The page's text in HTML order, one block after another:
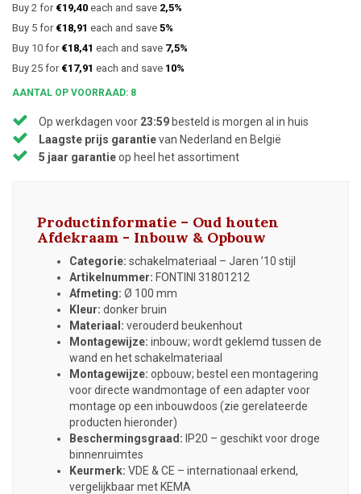
Buy 2 for €19,40 each and save 2,5%
Buy 5 for €18,91 each and save 5%
Buy 10 for €18,41 each and save 7,5%
Buy 25 for €17,91 each and save 10%
AANTAL OP VOORRAAD: 8
Op werkdagen voor 23:59 besteld is morgen al in huis
Laagste prijs garantievan Nederland en België
5 jaar garantieop heel het assortiment
Productinformatie – Oud houten
Afdekraam - Inbouw & Opbouw
Categorie: schakelmateriaal – Jaren ’10 stijl
Artikelnummer: FONTINI 31801212
Afmeting: Ø 100 mm
Kleur: donker bruin
Materiaal: verouderd beukenhout
Montagewijze: inbouw; wordt geklemd tussen de
wand en het schakelmateriaal
Montagewijze: opbouw; bestel een montagering
voor directe wandmontage of een adapter voor
montage op een inbouwdoos (zie gerelateerde
producten hieronder)
Beschermingsgraad: IP20 – geschikt voor droge
binnenruimtes
Keurmerk: VDE & CE – internationaal erkend,
vergelijkbaar met KEMA